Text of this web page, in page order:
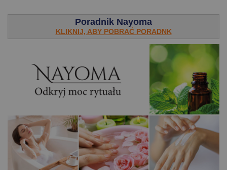
Poradnik Nayoma
KLIKNIJ, ABY POBRAĆ PORADNK